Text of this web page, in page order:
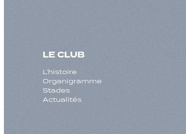
LE CLUB
L’histoire
Organigramme
Stades
Actualités